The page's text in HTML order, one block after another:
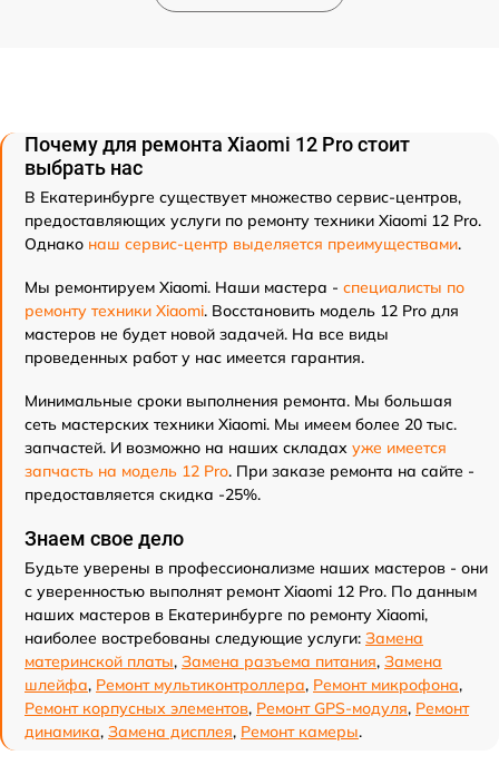
Почему для ремонта Xiaomi 12 Pro стоит
выбрать нас
В Екатеринбурге существует множество сервис-центров,
предоставляющих услуги по ремонту техники Xiaomi 12 Pro.
Однако наш сервис-центр выделяется преимуществами.
Мы ремонтируем Xiaomi. Наши мастера - специалисты по
ремонту техники Xiaomi. Восстановить модель 12 Pro для
мастеров не будет новой задачей. На все виды
проведенных работ у нас имеется гарантия.
Минимальные сроки выполнения ремонта. Мы большая
сеть мастерских техники Xiaomi. Мы имеем более 20 тыс.
запчастей. И возможно на наших складах уже имеется
запчасть на модель 12 Pro. При заказе ремонта на сайте -
предоставляется скидка -25%.
Знаем свое дело
Будьте уверены в профессионализме наших мастеров - они
с уверенностью выполнят ремонт Xiaomi 12 Pro. По данным
наших мастеров в Екатеринбурге по ремонту Xiaomi,
наиболее востребованы следующие услуги: Замена
материнской платы, Замена разъема питания, Замена
шлейфа, Ремонт мультиконтроллера, Ремонт микрофона,
Ремонт корпусных элементов, Ремонт GPS-модуля, Ремонт
динамика, Замена дисплея, Ремонт камеры.